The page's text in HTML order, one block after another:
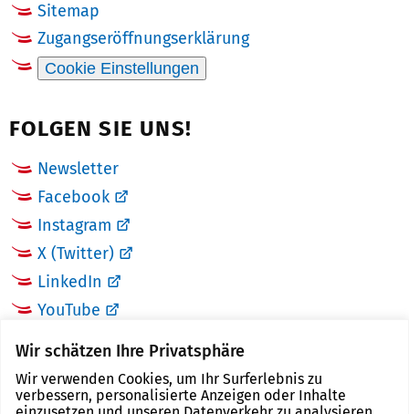
Wir schätzen Ihre Privatsphäre
Wir verwenden Cookies, um Ihr Surferlebnis zu
verbessern, personalisierte Anzeigen oder Inhalte
Sitemap
Zugangseröffnungserklärung
Cookie Einstellungen
FOLGEN SIE UNS!
Newsletter
Facebook
Instagram
X (Twitter)
LinkedIn
YouTube
LINKS
Landkreis Zwickau